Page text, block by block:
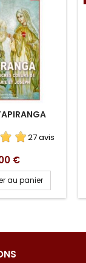
27 avis
€
au panier